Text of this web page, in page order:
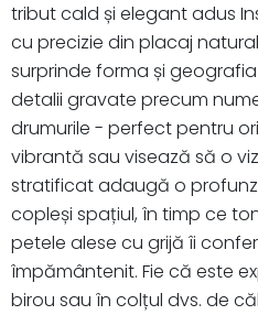
tribut cald și elegant adus
cu precizie din placaj
surprinde forma și
detalii gravate precum
drumurile - perfect pentru
vibrantă sau visează să o
stratificat adaugă o
copleși spațiul, în timp ce
petele alese cu grijă îi
împământenit. Fie că este
birou sau în colțul dvs. de